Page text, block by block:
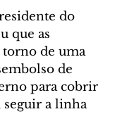
do
que as
torno de uma
de
para cobrir
seguir a linha